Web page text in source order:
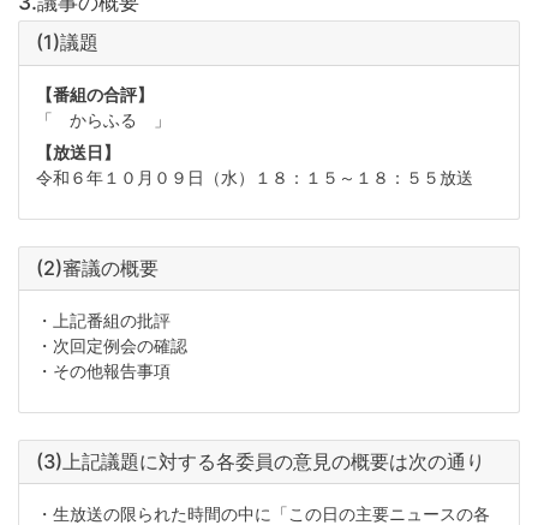
(1)議題
【番組の合評】
「 からふる 」
【放送日】
令和６年１０月０９日（水）１８：１５～１８：５５放送
(2)審議の概要
・上記番組の批評
・次回定例会の確認
・その他報告事項
(3)上記議題に対する各委員の意見の概要は次の通り
・生放送の限られた時間の中に「この日の主要ニュースの各